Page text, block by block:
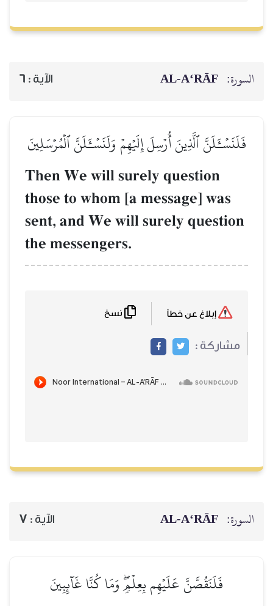
السورة: AL‑A‘RĀF الآية : 6
فَلَنَسۡـَٔلَنَّ ٱلَّذِينَ أُرۡسِلَ إِلَيۡهِمۡ وَلَنَسۡـَٔلَنَّ ٱلۡمُرۡسَلِينَ
Then We will surely question
those to whom [a message] was
sent, and We will surely question
the messengers.
مشاركة :
السورة: AL‑A‘RĀF الآية : 7
فَلَنَقُصَّنَّ عَلَيۡهِم بِعِلۡمٖۖ وَمَا كُنَّا غَآئِبِينَ